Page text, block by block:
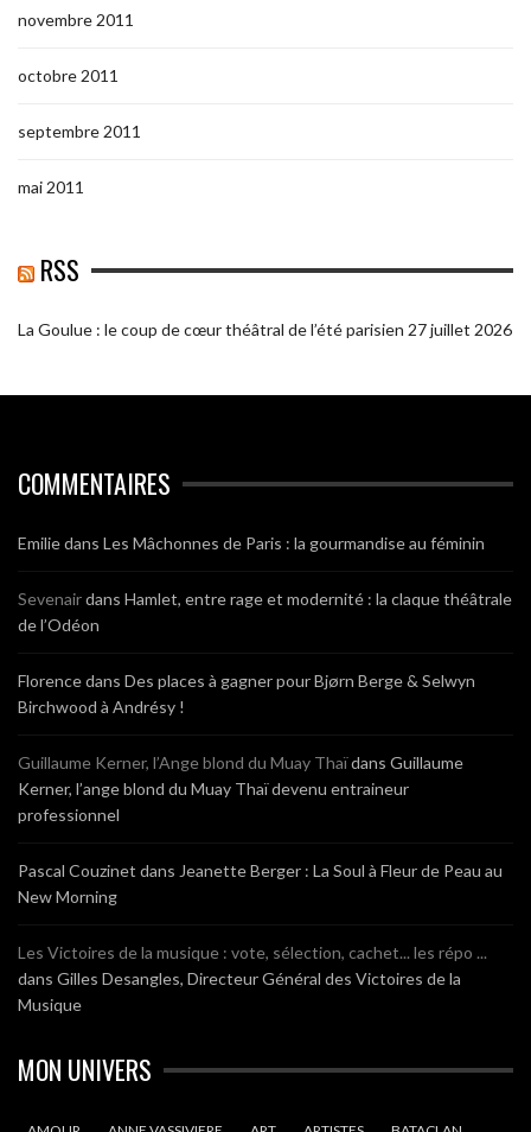
novembre 2011
octobre 2011
septembre 2011
mai 2011
RSS
La Goulue : le coup de cœur théâtral de l’été parisien 27 juillet 2026
COMMENTAIRES
Emiliedans Les Mâchonnes de Paris : la gourmandise au féminin
Sevenairdans Hamlet, entre rage et modernité : la claque théâtrale
de l’Odéon
Florencedans Des places à gagner pour Bjørn Berge & Selwyn
Birchwood à Andrésy !
Guillaume Kerner, l’Ange blond du Muay Thaïdans Guillaume
Kerner, l’ange blond du Muay Thaï devenu entraineur
professionnel
Pascal Couzinet dans Jeanette Berger : La Soul à Fleur de Peau au
New Morning
Les Victoires de la musique : vote, sélection, cachet... les répo ...
dans Gilles Desangles, Directeur Général des Victoires de la
Musique
MON UNIVERS